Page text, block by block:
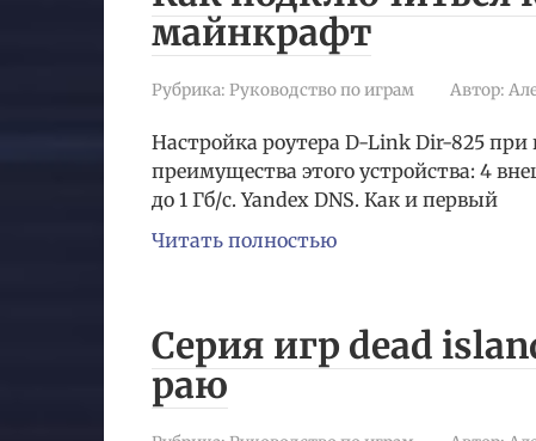
майнкрафт
Рубрика: Руководство по играм Автор:
Настройка роутера D-Link Dir-825
преимущества этого устройства: 4
до 1 Гб/с. Yandex DNS. Как и первый
Читать полностью
Серия игр dead
раю